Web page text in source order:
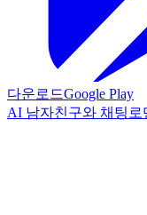
다운로드Google Play
AI 남자친구와 채팅 로